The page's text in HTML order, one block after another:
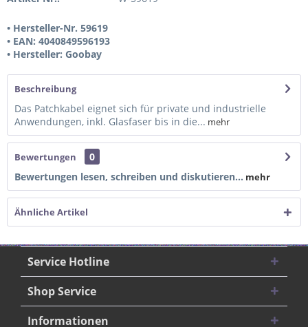
• Hersteller-Nr. 59619
• EAN: 4040849596193
• Hersteller: Goobay
Beschreibung
Das Patchkabel eignet sich für private und industrielle
Anwendungen, inkl. Glasfaser bis in die... mehr
Bewertungen
0
Bewertungen lesen, schreiben und diskutieren... mehr
Ähnliche Artikel
Service Hotline
Shop Service
Informationen